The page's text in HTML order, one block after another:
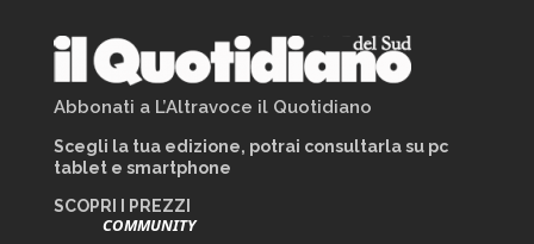
Abbonati a L’Altravoce il Quotidiano
Scegli la tua edizione, potrai consultarla su pc
tablet e smartphone
SCOPRI I PREZZI
COMMUNITY